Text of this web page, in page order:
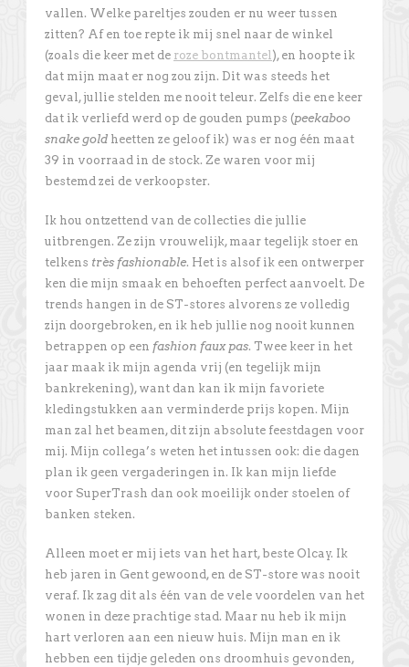
vallen. Welke pareltjes zouden er nu weer tussen
zitten? Af en toe repte ik mij snel naar de winkel
(zoals die keer met de roze bontmantel ), en hoopte ik
dat mijn maat er nog zou zijn. Dit was steeds het
geval, jullie stelden me nooit teleur. Zelfs die ene keer
dat ik verliefd werd op de gouden pumps (peekaboo
snake gold heetten ze geloof ik) was er nog één maat
39 in voorraad in de stock. Ze waren voor mij
bestemd zei de verkoopster.
Ik hou ontzettend van de collecties die jullie
uitbrengen. Ze zijn vrouwelijk, maar tegelijk stoer en
telkens très fashionable. Het is alsof ik een ontwerper
ken die mijn smaak en behoeften perfect aanvoelt. De
trends hangen in de ST-stores alvorens ze volledig
zijn doorgebroken, en ik heb jullie nog nooit kunnen
betrappen op een fashion faux pas. Twee keer in het
jaar maak ik mijn agenda vrij (en tegelijk mijn
bankrekening), want dan kan ik mijn favoriete
kledingstukken aan verminderde prijs kopen. Mijn
man zal het beamen, dit zijn absolute feestdagen voor
mij. Mijn collega’s weten het intussen ook: die dagen
plan ik geen vergaderingen in. Ik kan mijn liefde
voor SuperTrash dan ook moeilijk onder stoelen of
banken steken.
Alleen moet er mij iets van het hart, beste Olcay. Ik
heb jaren in Gent gewoond, en de ST-store was nooit
veraf. Ik zag dit als één van de vele voordelen van het
wonen in deze prachtige stad. Maar nu heb ik mijn
hart verloren aan een nieuw huis. Mijn man en ik
hebben een tijdje geleden ons droomhuis gevonden,